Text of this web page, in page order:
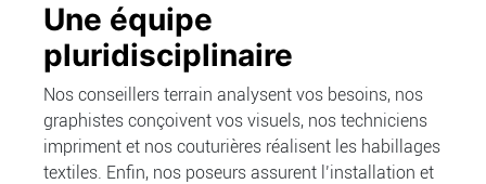
Une équipe
pluridisciplinaire
Nos conseillers terrain analysent vos besoins, nos
graphistes conçoivent vos visuels, nos techniciens
impriment et nos couturières réalisent les habillages
textiles. Enfin, nos poseurs assurent l’installation et